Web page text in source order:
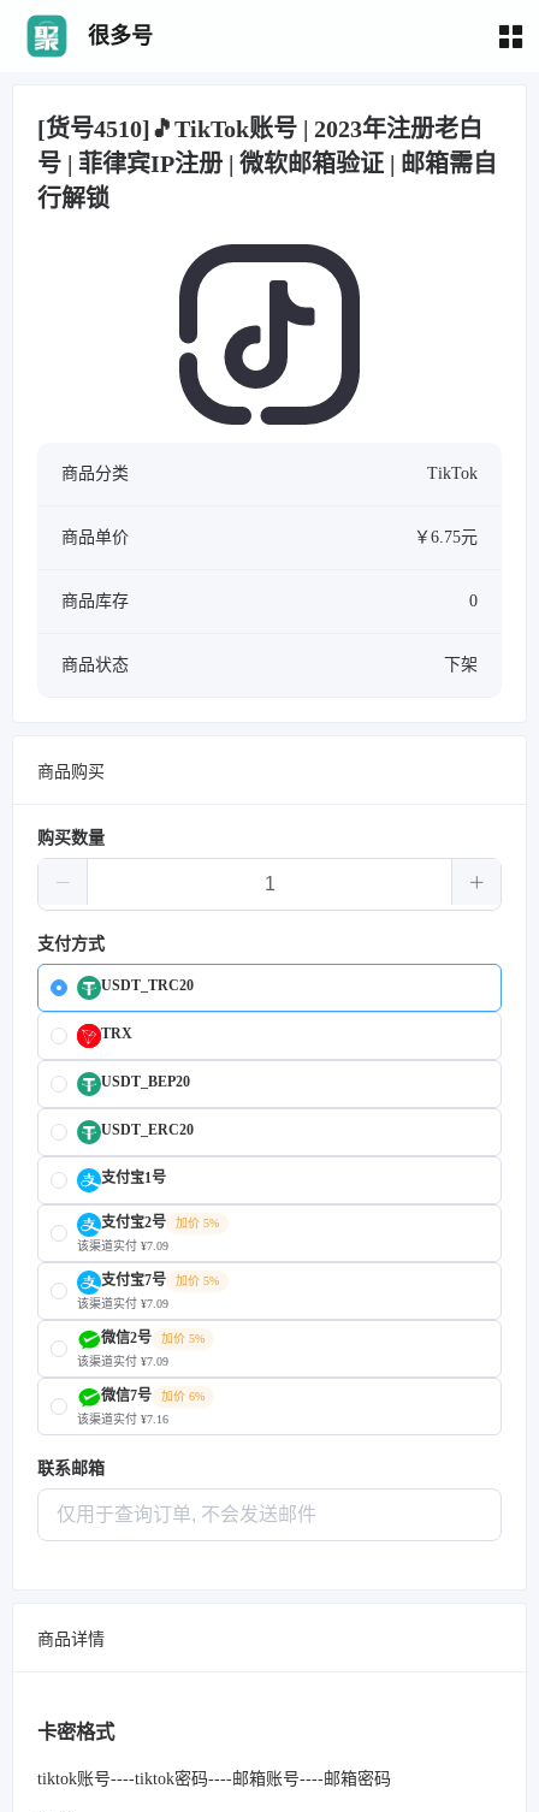
很多号
[货号4510]🎵TikTok账号 | 2023年注册老白
号 | 菲律宾IP注册 | 微软邮箱验证 | 邮箱需自
行解锁
商品分类 TikTok
商品单价 ￥6.75元
商品库存 0
商品状态 下架
商品购买
购买数量
支付方式
USDT_TRC20
TRX
USDT_BEP20
USDT_ERC20
支付宝1号
支付宝2号
加价 5%
该渠道实付 ¥7.09
支付宝7号
加价 5%
该渠道实付 ¥7.09
微信2号
加价 5%
该渠道实付 ¥7.09
微信7号
加价 6%
该渠道实付 ¥7.16
联系邮箱
商品详情
卡密格式
tiktok账号----tiktok密码----邮箱账号----邮箱密码